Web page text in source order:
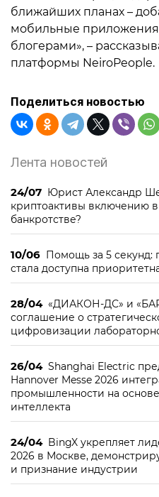
ближайших планах –
мобильные приложения
блогерами», –
платформы NeiroPeople.
Поделиться новостью
Лента новостей
24/07 Юрист Александр
криптоактивы включению
банкротстве?
10/06 Помощь за 5 секунд:
стала доступна
28/04 «ДИАКОН-ДС» и
соглашение о
цифровизации
26/04 Shanghai Electric
Hannover Messe 2026
промышленности на
интеллекта
24/04 BingX укрепляет
2026 в Москве,
и признание индустрии